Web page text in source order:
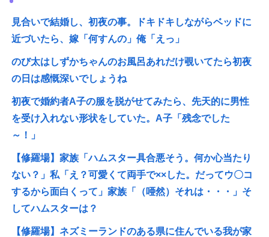
見合いで結婚し、初夜の事。ドキドキしながらベッドに
近づいたら、嫁「何すんの」俺「えっ」
のび太はしずかちゃんのお風呂あれだけ覗いてたら初夜
の日は感慨深いでしょうね
初夜で婚約者A子の服を脱がせてみたら、先天的に男性
を受け入れない形状をしていた。A子「残念でした
～！」
【修羅場】家族「ハムスター具合悪そう。何か心当たり
ない？」私「え？可愛くて両手で××した。だってウ〇コ
するから面白くって」家族「（唖然）それは・・・」そ
してハムスターは？
【修羅場】ネズミーランドのある県に住んでいる我が家